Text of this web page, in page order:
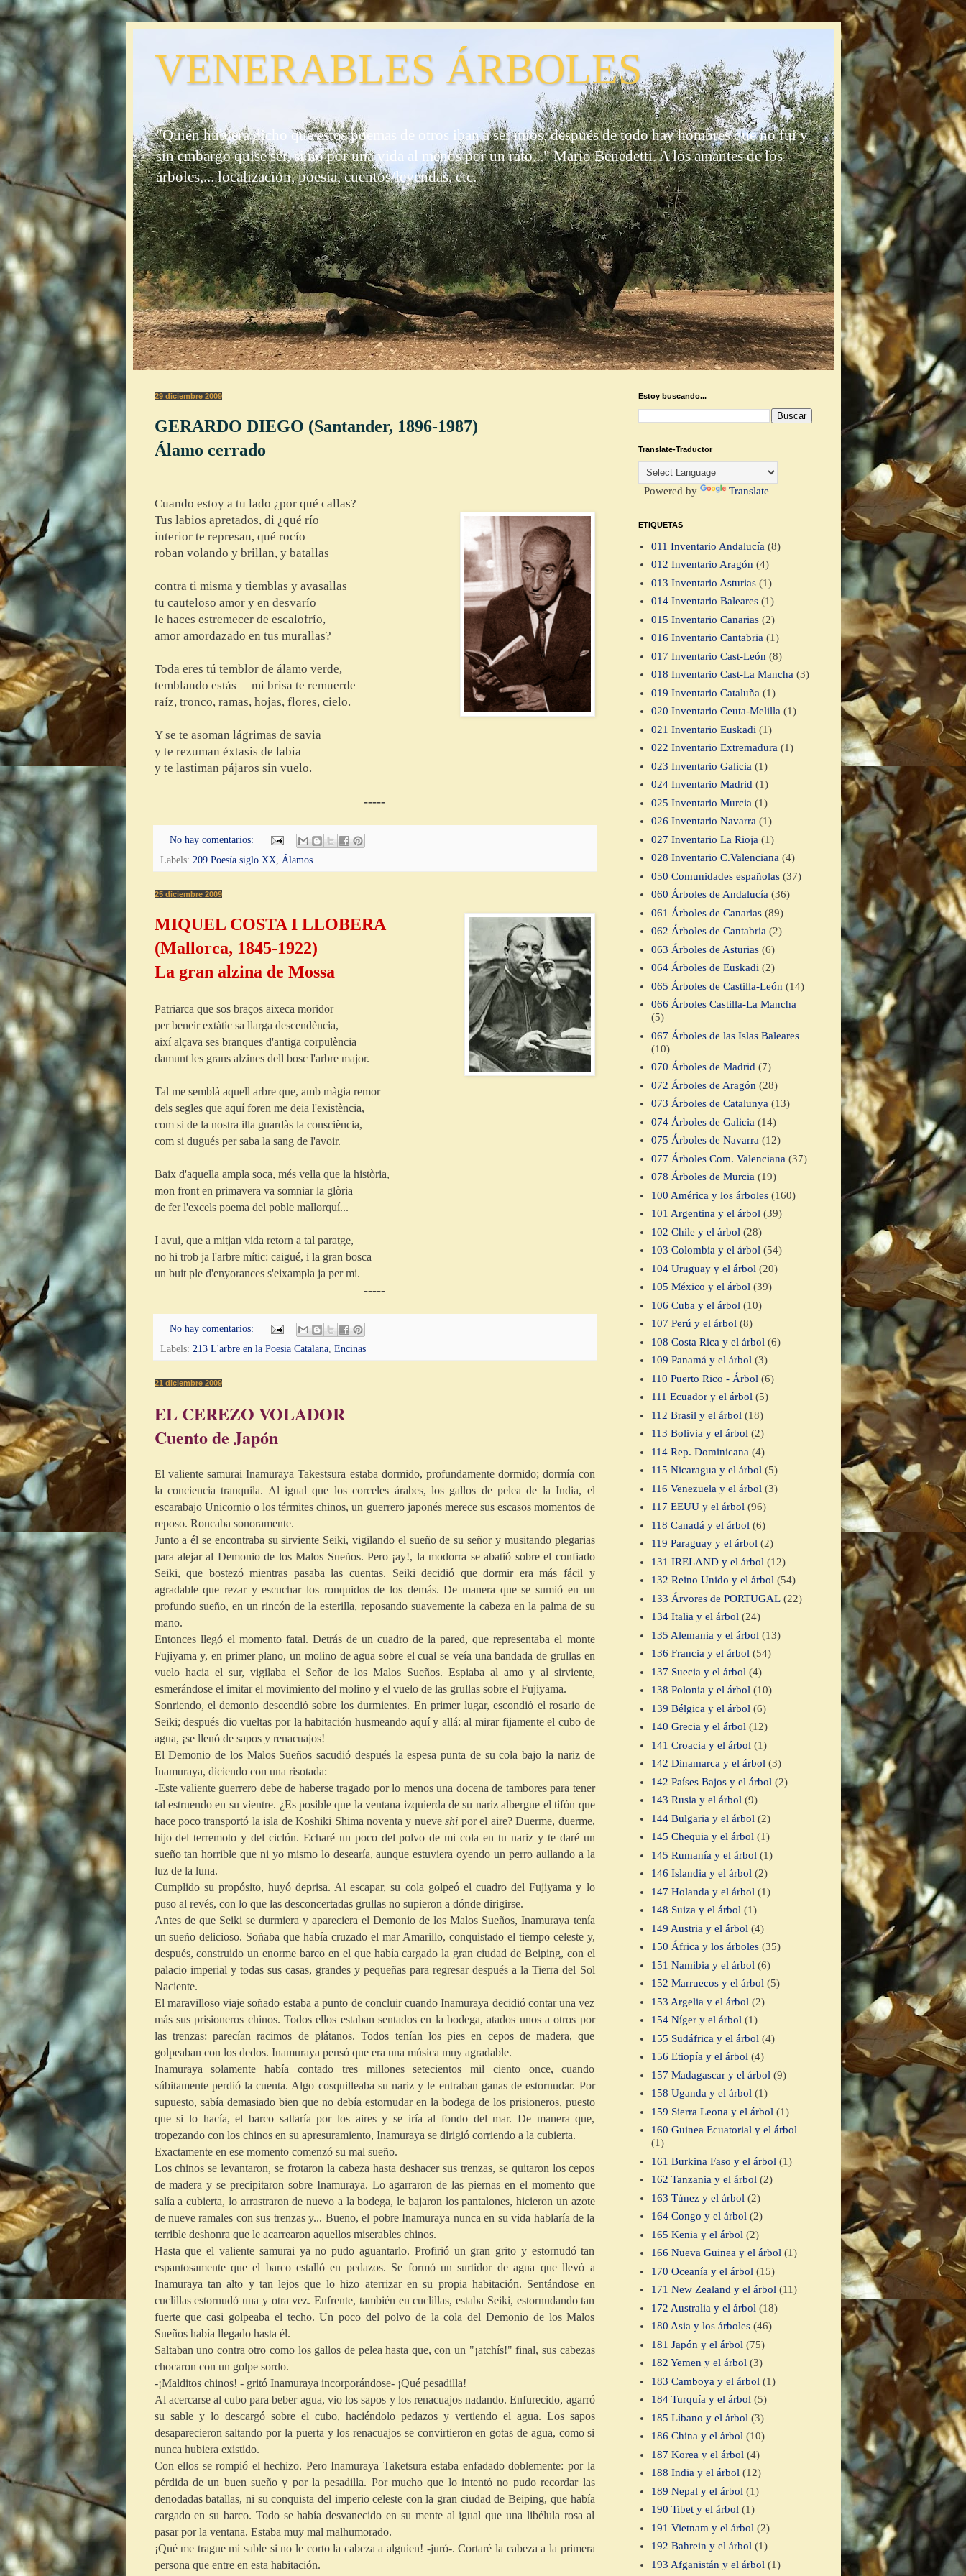
VENERABLES ÁRBOLES
"Quién hubiera dicho que estos poemas de otros iban a ser míos, después de todo hay hombres que no fui y
sin embargo quise ser, si no por una vida al menos por un rato..." Mario Benedetti. A los amantes de los
árboles,... localización, poesía, cuentos/leyendas, etc.
29 diciembre 2009
GERARDO DIEGO (Santander, 1896-1987)
Álamo cerrado
Cuando estoy a tu lado ¿por qué callas?
Tus labios apretados, di ¿qué río
interior te represan, qué rocío
roban volando y brillan, y batallas
contra ti misma y tiemblas y avasallas
tu cauteloso amor y en desvarío
le haces estremecer de escalofrío,
amor amordazado en tus murallas?
Toda eres tú temblor de álamo verde,
temblando estás —mi brisa te remuerde—
raíz, tronco, ramas, hojas, flores, cielo.
Y se te asoman lágrimas de savia
y te rezuman éxtasis de labia
y te lastiman pájaros sin vuelo.
-----
No hay comentarios:
Labels: 209 Poesía siglo XX, Álamos
25 diciembre 2009
MIQUEL COSTA I LLOBERA
(Mallorca, 1845-1922)
La gran alzina de Mossa
Patriarca que sos braços aixeca moridor
per beneir extàtic sa llarga descendència,
així alçava ses branques d'antiga corpulència
damunt les grans alzines dell bosc l'arbre major.
Tal me semblà aquell arbre que, amb màgia remor
dels segles que aquí foren me deia l'existència,
com si de la nostra illa guardàs la consciència,
com si dugués per saba la sang de l'avoir.
Baix d'aquella ampla soca, més vella que la història,
mon front en primavera va somniar la glòria
de fer l'excels poema del poble mallorquí...
I avui, que a mitjan vida retorn a tal paratge,
no hi trob ja l'arbre mític: caigué, i la gran bosca
un buit ple d'enyorances s'eixampla ja per mi.
-----
No hay comentarios:
Labels: 213 L'arbre en la Poesia Catalana, Encinas
21 diciembre 2009
EL CEREZO VOLADOR
Cuento de Japón
El valiente samurai Inamuraya Takestsura estaba dormido, profundamente dormido; dormía con
la conciencia tranquila. Al igual que los corceles árabes, los gallos de pelea de la India, el
escarabajo Unicornio o los térmites chinos, un guerrero japonés merece sus escasos momentos de
reposo. Roncaba sonoramente.
Junto a él se encontraba su sirviente Seiki, vigilando el sueño de su señor y musitando plegarias
para alejar al Demonio de los Malos Sueños. Pero ¡ay!, la modorra se abatió sobre el confiado
Seiki, que bostezó mientras pasaba las cuentas. Seiki decidió que dormir era más fácil y
agradable que rezar y escuchar los ronquidos de los demás. De manera que se sumió en un
profundo sueño, en un rincón de la esterilla, reposando suavemente la cabeza en la palma de su
mano.
Entonces llegó el momento fatal. Detrás de un cuadro de la pared, que representaba el monte
Fujiyama y, en primer plano, un molino de agua sobre el cual se veía una bandada de grullas en
vuelo hacia el sur, vigilaba el Señor de los Malos Sueños. Espiaba al amo y al sirviente,
esmerándose el imitar el movimiento del molino y el vuelo de las grullas sobre el Fujiyama.
Sonriendo, el demonio descendió sobre los durmientes. En primer lugar, escondió el rosario de
Seiki; después dio vueltas por la habitación husmeando aquí y allá: al mirar fijamente el cubo de
agua, ¡se llenó de sapos y renacuajos!
El Demonio de los Malos Sueños sacudió después la espesa punta de su cola bajo la nariz de
Inamuraya, diciendo con una risotada:
-Este valiente guerrero debe de haberse tragado por lo menos una docena de tambores para tener
tal estruendo en su vientre. ¿Es posible que la ventana izquierda de su nariz albergue el tifón que
hace poco transportó la isla de Koshiki Shima noventa y nueveshi por el aire? Duerme, duerme,
hijo del terremoto y del ciclón. Echaré un poco del polvo de mi cola en tu nariz y te daré un
sueño tan horrible que ni yo mismo lo desearía, aunque estuviera oyendo un perro aullando a la
luz de la luna.
Cumplido su propósito, huyó deprisa. Al escapar, su cola golpeó el cuadro del Fujiyama y lo
puso al revés, con lo que las desconcertadas grullas no supieron a dónde dirigirse.
Antes de que Seiki se durmiera y apareciera el Demonio de los Malos Sueños, Inamuraya tenía
un sueño delicioso. Soñaba que había cruzado el mar Amarillo, conquistado el tiempo celeste y,
después, construido un enorme barco en el que había cargado la gran ciudad de Beiping, con el
palacio imperial y todas sus casas, grandes y pequeñas para regresar después a la Tierra del Sol
Naciente.
El maravilloso viaje soñado estaba a punto de concluir cuando Inamuraya decidió contar una vez
más sus prisioneros chinos. Todos ellos estaban sentados en la bodega, atados unos a otros por
las trenzas: parecían racimos de plátanos. Todos tenían los pies en cepos de madera, que
golpeaban con los dedos. Inamuraya pensó que era una música muy agradable.
Inamuraya solamente había contado tres millones setecientos mil ciento once, cuando
súbitamente perdió la cuenta. Algo cosquilleaba su nariz y le entraban ganas de estornudar. Por
supuesto, sabía demasiado bien que no debía estornudar en la bodega de los prisioneros, puesto
que si lo hacía, el barco saltaría por los aires y se iría al fondo del mar. De manera que,
tropezando con los chinos en su apresuramiento, Inamuraya se dirigió corriendo a la cubierta.
Exactamente en ese momento comenzó su mal sueño.
Los chinos se levantaron, se frotaron la cabeza hasta deshacer sus trenzas, se quitaron los cepos
de madera y se precipitaron sobre Inamuraya. Lo agarraron de las piernas en el momento que
salía a cubierta, lo arrastraron de nuevo a la bodega, le bajaron los pantalones, hicieron un azote
de nueve ramales con sus trenzas y... Bueno, el pobre Inamuraya nunca en su vida hablaría de la
terrible deshonra que le acarrearon aquellos miserables chinos.
Hasta que el valiente samurai ya no pudo aguantarlo. Profirió un gran grito y estornudó tan
espantosamente que el barco estalló en pedazos. Se formó un surtidor de agua que llevó a
Inamuraya tan alto y tan lejos que lo hizo aterrizar en su propia habitación. Sentándose en
cuclillas estornudó una y otra vez. Enfrente, también en cuclillas, estaba Seiki, estornudando tan
fuerte que casi golpeaba el techo. Un poco del polvo de la cola del Demonio de los Malos
Sueños había llegado hasta él.
Saltaban uno contra otro como los gallos de pelea hasta que, con un "¡atchís!" final, sus cabezas
chocaron con un golpe sordo.
-¡Malditos chinos! - gritó Inamuraya incorporándose- ¡Qué pesadilla!
Al acercarse al cubo para beber agua, vio los sapos y los renacuajos nadando. Enfurecido, agarró
su sable y lo descargó sobre el cubo, haciéndolo pedazos y vertiendo el agua. Los sapos
desaparecieron saltando por la puerta y los renacuajos se convirtieron en gotas de agua, como si
nunca hubiera existido.
Con ellos se rompió el hechizo. Pero Inamuraya Taketsura estaba enfadado doblemente: por la
pérdida de un buen sueño y por la pesadilla. Por mucho que lo intentó no pudo recordar las
denodadas batallas, ni su conquista del imperio celeste con la gran ciudad de Beiping, que había
cargado en su barco. Todo se había desvanecido en su mente al igual que una libélula rosa al
pasar por la ventana. Estaba muy mal malhumorado.
¡Qué me trague mi sable si no le corto la cabeza a alguien! -juró-. Cortaré la cabeza a la primera
persona que entre en esta habitación.
Estoy buscando...
Translate-Traductor
Powered by Translate
ETIQUETAS
011 Inventario Andalucía (8)
012 Inventario Aragón (4)
013 Inventario Asturias (1)
014 Inventario Baleares (1)
015 Inventario Canarias (2)
016 Inventario Cantabria (1)
017 Inventario Cast-León (8)
018 Inventario Cast-La Mancha (3)
019 Inventario Cataluña (1)
020 Inventario Ceuta-Melilla (1)
021 Inventario Euskadi (1)
022 Inventario Extremadura (1)
023 Inventario Galicia (1)
024 Inventario Madrid (1)
025 Inventario Murcia (1)
026 Inventario Navarra (1)
027 Inventario La Rioja (1)
028 Inventario C.Valenciana (4)
050 Comunidades españolas (37)
060 Árboles de Andalucía (36)
061 Árboles de Canarias (89)
062 Árboles de Cantabria (2)
063 Árboles de Asturias (6)
064 Árboles de Euskadi (2)
065 Árboles de Castilla-León (14)
066 Árboles Castilla-La Mancha
(5)
067 Árboles de las Islas Baleares
(10)
070 Árboles de Madrid (7)
072 Árboles de Aragón (28)
073 Árboles de Catalunya (13)
074 Árboles de Galicia (14)
075 Árboles de Navarra (12)
077 Árboles Com. Valenciana (37)
078 Árboles de Murcia (19)
100 América y los árboles (160)
101 Argentina y el árbol (39)
102 Chile y el árbol (28)
103 Colombia y el árbol (54)
104 Uruguay y el árbol (20)
105 México y el árbol (39)
106 Cuba y el árbol (10)
107 Perú y el árbol (8)
108 Costa Rica y el árbol (6)
109 Panamá y el árbol (3)
110 Puerto Rico - Árbol (6)
111 Ecuador y el árbol (5)
112 Brasil y el árbol (18)
113 Bolivia y el árbol (2)
114 Rep. Dominicana (4)
115 Nicaragua y el árbol (5)
116 Venezuela y el árbol (3)
117 EEUU y el árbol (96)
118 Canadá y el árbol (6)
119 Paraguay y el árbol (2)
131 IRELAND y el árbol (12)
132 Reino Unido y el árbol (54)
133 Árvores de PORTUGAL (22)
134 Italia y el árbol (24)
135 Alemania y el árbol (13)
136 Francia y el árbol (54)
137 Suecia y el árbol (4)
138 Polonia y el árbol (10)
139 Bélgica y el árbol (6)
140 Grecia y el árbol (12)
141 Croacia y el árbol (1)
142 Dinamarca y el árbol (3)
142 Países Bajos y el árbol (2)
143 Rusia y el árbol (9)
144 Bulgaria y el árbol (2)
145 Chequia y el árbol (1)
145 Rumanía y el árbol (1)
146 Islandia y el árbol (2)
147 Holanda y el árbol (1)
148 Suiza y el árbol (1)
149 Austria y el árbol (4)
150 África y los árboles (35)
151 Namibia y el árbol (6)
152 Marruecos y el árbol (5)
153 Argelia y el árbol (2)
154 Níger y el árbol (1)
155 Sudáfrica y el árbol (4)
156 Etiopía y el árbol (4)
157 Madagascar y el árbol (9)
158 Uganda y el árbol (1)
159 Sierra Leona y el árbol (1)
160 Guinea Ecuatorial y el árbol
(1)
161 Burkina Faso y el árbol (1)
162 Tanzania y el árbol (2)
163 Túnez y el árbol (2)
164 Congo y el árbol (2)
165 Kenia y el árbol (2)
166 Nueva Guinea y el árbol (1)
170 Oceanía y el árbol (15)
171 New Zealand y el árbol (11)
172 Australia y el árbol (18)
180 Asia y los árboles (46)
181 Japón y el árbol (75)
182 Yemen y el árbol (3)
183 Camboya y el árbol (1)
184 Turquía y el árbol (5)
185 Líbano y el árbol (3)
186 China y el árbol (10)
187 Korea y el árbol (4)
188 India y el árbol (12)
189 Nepal y el árbol (1)
190 Tibet y el árbol (1)
191 Vietnam y el árbol (2)
192 Bahrein y el árbol (1)
193 Afganistán y el árbol (1)